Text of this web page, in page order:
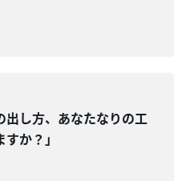
出し方、あなたなりの工
か？」